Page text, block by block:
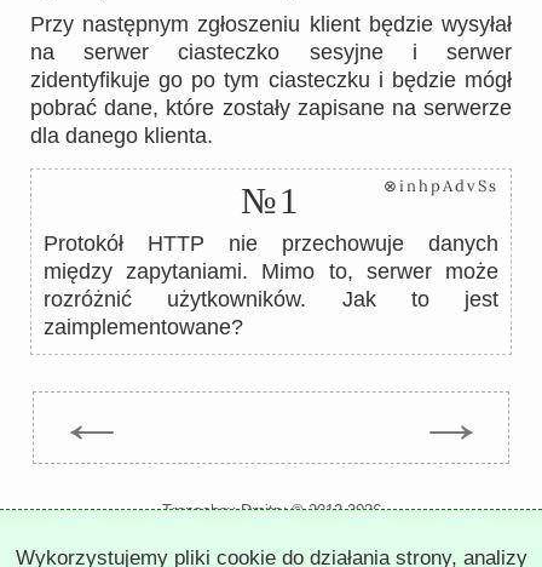
Przy następnym zgłoszeniu klient będzie wysyłał
na serwer ciasteczko sesyjne i serwer
zidentyfikuje go po tym ciasteczku i będzie mógł
pobrać dane, które zostały zapisane na serwerze
dla danego klienta.
№1 ⊗inhpAdvSs
Protokół HTTP nie przechowuje danych
między zapytaniami. Mimo to, serwer może
rozróżnić użytkowników. Jak to jest
zaimplementowane?
← →
Trepachev Dmitry © 2012-2026
Wykorzystujemy pliki cookie do działania strony, analizy